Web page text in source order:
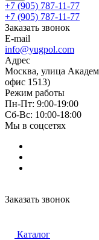
+7 (905) 787-11-77
+7 (905) 787-11-77
Заказать звонок
E-mail
info@yugpol.com
Адрес
Москва, улица
офис 1513)
Режим работы
Пн-Пт: 9:00-19:00
Cб-Вс: 10:00-18:00
Мы в соцсетях
Заказать звонок
Каталог